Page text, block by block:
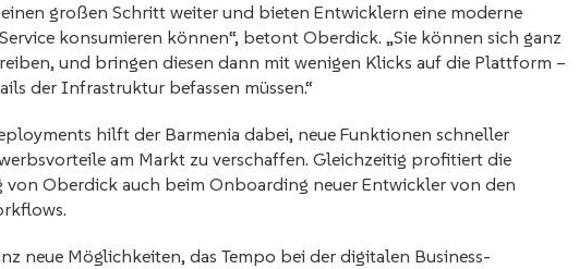
großen Schritt weiter und bieten Entwicklern eine moderne
konsumieren können“, betont Oberdick. „Sie können sich ganz
und bringen diesen dann mit wenigen Klicks auf die Plattform –
der Infrastruktur befassen müssen.“
hilft der Barmenia dabei, neue Funktionen schneller
am Markt zu verschaffen. Gleichzeitig profitiert die
von Oberdick auch beim Onboarding neuer Entwickler von den
neue Möglichkeiten, das Tempo bei der digitalen Business-